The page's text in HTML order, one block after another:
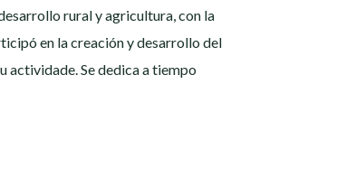
rural y agricultura, con la
en la creación y desarrollo del
actividade. Se dedica a tiempo